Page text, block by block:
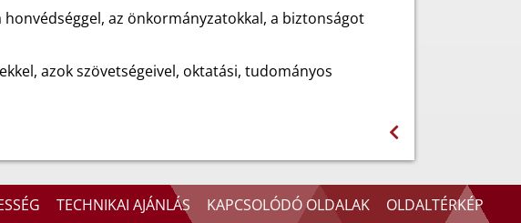
az önkormányzatokkal, a biztonságot
azok szövetségeivel, oktatási, tudományos
TECHNIKAI AJÁNLÁS KAPCSOLÓDÓ OLDALAK OLDALTÉRKÉP